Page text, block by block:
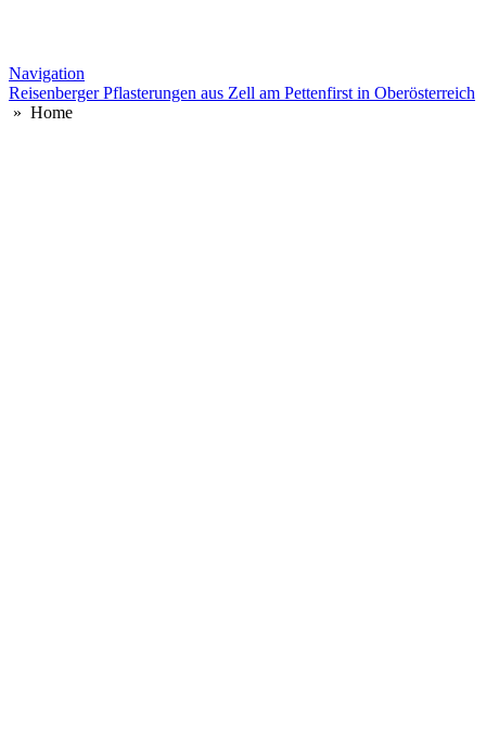
Navigation
Reisenberger Pflasterungen aus Zell am Pettenfirst in Oberösterreich
» Home